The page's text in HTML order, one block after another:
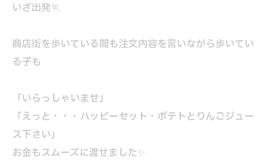
いざ出発🏃
商店街を歩いている間も注文内容を言いながら歩いてい
る子も
「いらっしゃいませ」
「えっと・・・ハッピーセット・ポテトとりんごジュー
ス下さい」
お金もスムーズに渡せました✨